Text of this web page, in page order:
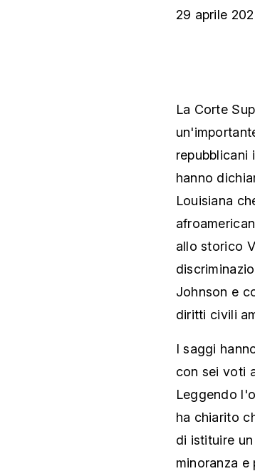
29 aprile
La Corte
repubblicani
hanno
Louisiana
allo storico
Johnson e
diritti civili
I saggi
con sei voti
Leggendo
ha chiarito
di istituire
minoranza e